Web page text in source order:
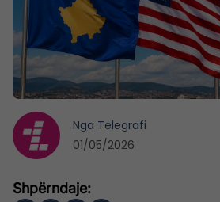
Nga Telegrafi
01/05/2026